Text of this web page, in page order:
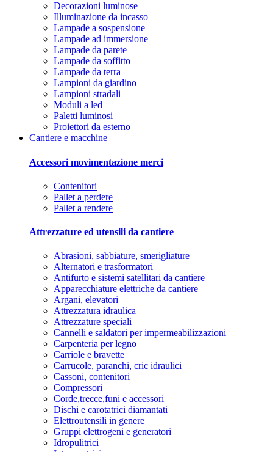
Decorazioni luminose
Illuminazione da incasso
Lampade a sospensione
Lampade ad immersione
Lampade da parete
Lampade da soffitto
Lampade da terra
Lampioni da giardino
Lampioni stradali
Moduli a led
Paletti luminosi
Proiettori da esterno
Cantiere e macchine
Accessori movimentazione merci
Contenitori
Pallet a perdere
Pallet a rendere
Attrezzature ed utensili da cantiere
Abrasioni, sabbiature, smerigliature
Alternatori e trasformatori
Antifurto e sistemi satellitari da cantiere
Apparecchiature elettriche da cantiere
Argani, elevatori
Attrezzatura idraulica
Attrezzature speciali
Cannelli e saldatori per impermeabilizzazioni
Carpenteria per legno
Carriole e bravette
Carrucole, paranchi, cric idraulici
Cassoni, contenitori
Compressori
Corde,trecce,funi e accessori
Dischi e carotatrici diamantati
Elettroutensili in genere
Gruppi elettrogeni e generatori
Idropulitrici